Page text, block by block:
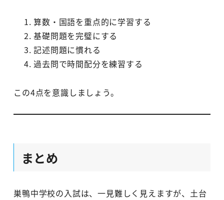
算数・国語を重点的に学習する
基礎問題を完璧にする
記述問題に慣れる
過去問で時間配分を練習する
この4点を意識しましょう。
まとめ
巣鴨中学校の入試は、一見難しく見えますが、土台